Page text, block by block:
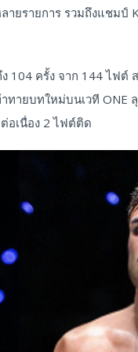
ยรายการ รวมถึงแชมป์
104 ครั้ง จาก 144 ไฟ
ายบทใหม่บนเวที ONE
อเนื่อง 2 ไฟต์ติด